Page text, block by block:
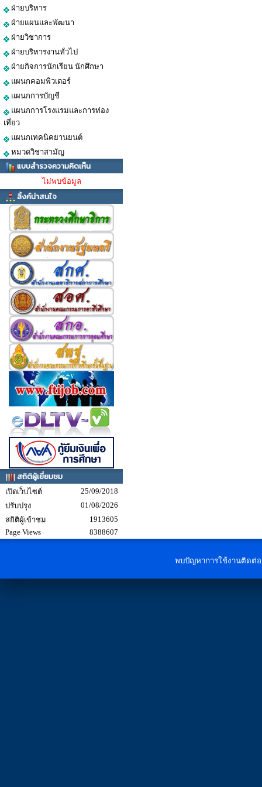
ฝ่ายบริหาร
ฝ่ายแผนและพัฒนา
ฝ่ายวิชาการ
ฝ่ายบริหารงานทั่วไป
ฝ่ายกิจการนักเรียน นักศึกษา
แผนกคอมพิวเตอร์
แผนกการบัญชี
แผนกการโรงแรมและการท่อง
เที่ยว
แผนกเทคนิคยานยนต์
หมวดวิชาสามัญ
แบบสำรวจความคิดเห็น
ไม่พบข้อมูล
ลิ้งค์น่าสนใจ
สถิติผู้เยี่ยมชม
เปิดเว็บไซต์
25/09/2018
ปรับปรุง
01/08/2026
สถิติผู้เข้าชม
1913605
Page Views
8388607
พบปัญหาการใช้งานติดต่